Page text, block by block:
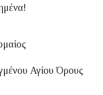
Αγίου Όρους